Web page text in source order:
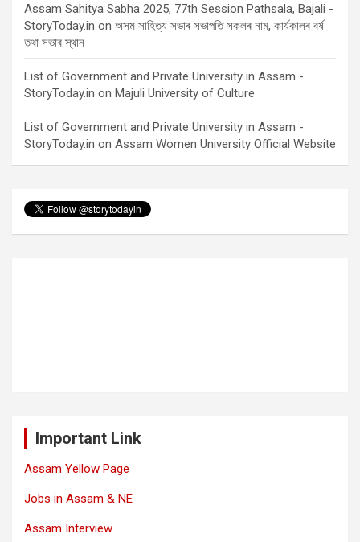
Assam Sahitya Sabha 2025, 77th Session Pathsala, Bajali -
StoryToday.in on অসম সাহিত্য সভাৰ সভাপতি সকলৰ নাম, কাৰ্যকালৰ বৰ্ষ
তথা সভাৰ স্থান
List of Government and Private University in Assam -
StoryToday.in on Majuli University of Culture
List of Government and Private University in Assam -
StoryToday.in on Assam Women University Official Website
Important Link
Assam Yellow Page
Jobs in Assam & NE
Assam Interview